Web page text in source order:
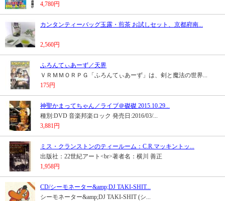
4,780円
カンタンティーバッグ玉露・煎茶 お試しセット、京都府南...
2,560円
ふろんてぃあーず／天界
ＶＲＭＭＯＲＰＧ「ふろんてぃあーず」は、剣と魔法の世界...
175円
神聖かまってちゃん／ライブ＠磔磔 2015.10.29...
種別:DVD 音楽邦楽ロック 発売日:2016/03/...
3,881円
ミス・クランストンのティールーム：C.R.マッキントッ...
出版社：22世紀アート<br>著者名：横川 善正
1,958円
CD/シーモネーター&amp;DJ TAKI-SHIT...
シーモネーター&amp;DJ TAKI-SHIT (シ...